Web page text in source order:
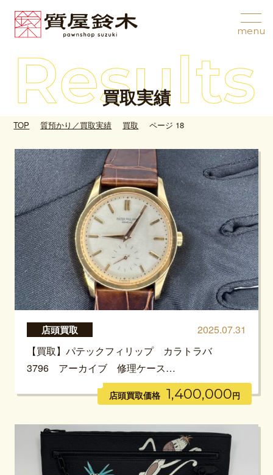
買取実績
TOP 質預かり／買取実績 買取 ページ 18
店頭買取
2025.07.31
【買取】パテックフィリップ カラトラバ
3796 アーカイブ 修理ケース…
店頭買取価格 1,400,000円